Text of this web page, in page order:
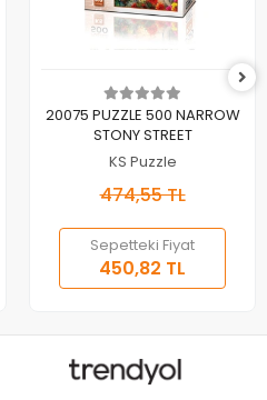
Sepete Ekle
20075 PUZZLE 500 NARROW
STONY STREET
KS Puzzle
474,55 TL
Sepetteki Fiyat
450,82 TL